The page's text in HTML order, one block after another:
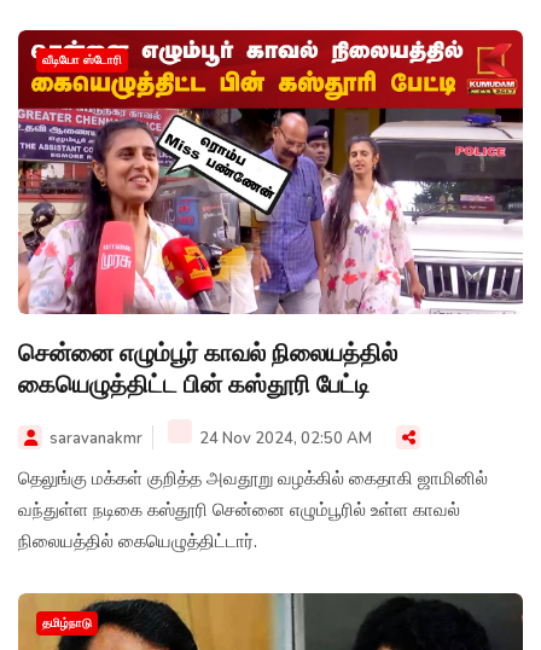
வீடியோ ஸ்டோரி
சென்னை எழும்பூர் காவல் நிலையத்தில்
கையெழுத்திட்ட பின் கஸ்தூரி பேட்டி
saravanakmr 24 Nov 2024, 02:50 AM
தெலுங்கு மக்கள் குறித்த அவதூறு வழக்கில் கைதாகி ஜாமினில்
வந்துள்ள நடிகை கஸ்தூரி சென்னை எழும்பூரில் உள்ள காவல்
நிலையத்தில் கையெழுத்திட்டார்.
தமிழ்நாடு